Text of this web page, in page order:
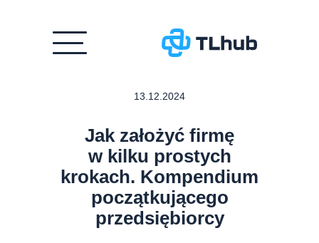
13.12.2024
Jak założyć firmę
w kilku prostych
krokach. Kompendium
początkującego
przedsiębiorcy